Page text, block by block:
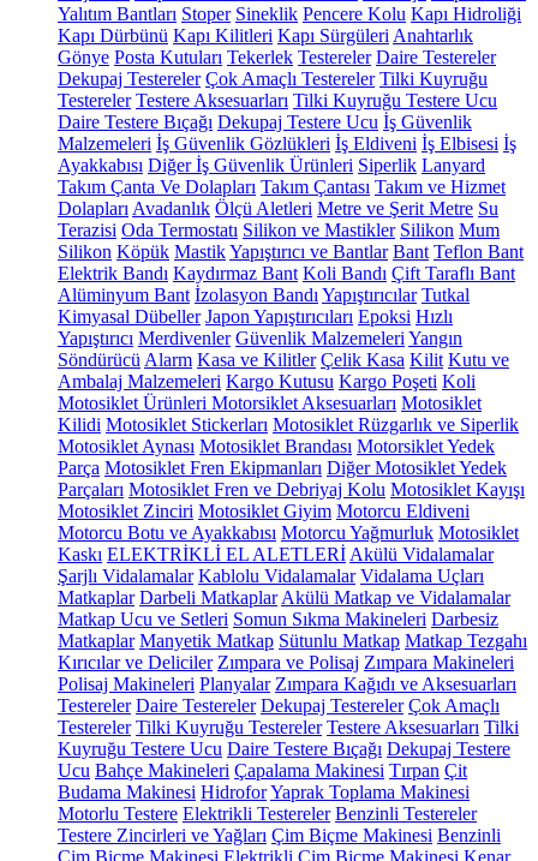
Yalıtım Bantları Stoper Sineklik Pencere Kolu Kapı Hidroliği
Kapı Dürbünü Kapı Kilitleri Kapı Sürgüleri Anahtarlık
Gönye Posta Kutuları Tekerlek Testereler Daire Testereler
Dekupaj Testereler Çok Amaçlı Testereler Tilki Kuyruğu
Testereler Testere Aksesuarları Tilki Kuyruğu Testere Ucu
Daire Testere Bıçağı Dekupaj Testere Ucu İş Güvenlik
Malzemeleri İş Güvenlik Gözlükleri İş Eldiveni İş Elbisesi İş
Ayakkabısı Diğer İş Güvenlik Ürünleri Siperlik Lanyard
Takım Çanta Ve Dolapları Takım Çantası Takım ve Hizmet
Dolapları Avadanlık Ölçü Aletleri Metre ve Şerit Metre Su
Terazisi Oda Termostatı Silikon ve Mastikler Silikon Mum
Silikon Köpük MastikYapıştırıcı ve Bantlar Bant Teflon Bant
Elektrik Bandı Kaydırmaz Bant Koli Bandı Çift Taraflı Bant
Alüminyum Bant İzolasyon Bandı Yapıştırıcılar Tutkal
Kimyasal Dübeller Japon Yapıştırıcıları Epoksi Hızlı
Yapıştırıcı Merdivenler Güvenlik Malzemeleri Yangın
Söndürücü Alarm Kasa ve Kilitler Çelik Kasa Kilit Kutu ve
Ambalaj Malzemeleri Kargo Kutusu Kargo Poşeti Koli
Motosiklet Ürünleri Motorsiklet Aksesuarları Motosiklet
Kilidi Motosiklet Stickerları Motosiklet Rüzgarlık ve Siperlik
Motosiklet Aynası Motosiklet Brandası Motorsiklet Yedek
Parça Motosiklet Fren Ekipmanları Diğer Motosiklet Yedek
Parçaları Motosiklet Fren ve Debriyaj Kolu Motosiklet Kayışı
Motosiklet Zinciri Motosiklet Giyim Motorcu Eldiveni
Motorcu Botu ve Ayakkabısı Motorcu Yağmurluk Motosiklet
Kaskı ELEKTRİKLİ EL ALETLERİ Akülü Vidalamalar
Şarjlı Vidalamalar Kablolu Vidalamalar Vidalama Uçları
Matkaplar Darbeli Matkaplar Akülü Matkap ve Vidalamalar
Matkap Ucu ve Setleri Somun Sıkma Makineleri Darbesiz
Matkaplar Manyetik Matkap Sütunlu Matkap Matkap Tezgahı
Kırıcılar ve Deliciler Zımpara ve Polisaj Zımpara Makineleri
Polisaj Makineleri Planyalar Zımpara Kağıdı ve Aksesuarları
Testereler Daire Testereler Dekupaj Testereler Çok Amaçlı
Testereler Tilki Kuyruğu Testereler Testere Aksesuarları Tilki
Kuyruğu Testere Ucu Daire Testere Bıçağı Dekupaj Testere
Ucu Bahçe Makineleri Çapalama Makinesi Tırpan Çit
Budama Makinesi HidroforYaprak Toplama Makinesi
Motorlu Testere Elektrikli Testereler Benzinli Testereler
Testere Zincirleri ve Yağları Çim Biçme Makinesi Benzinli
Çim Biçme Makinesi Elektrikli Çim Biçme Makinesi Kenar